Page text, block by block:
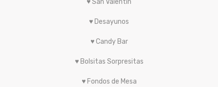
♥ San Valentín
♥ Desayunos
♥ Candy Bar
♥ Bolsitas Sorpresitas
♥ Fondos de Mesa